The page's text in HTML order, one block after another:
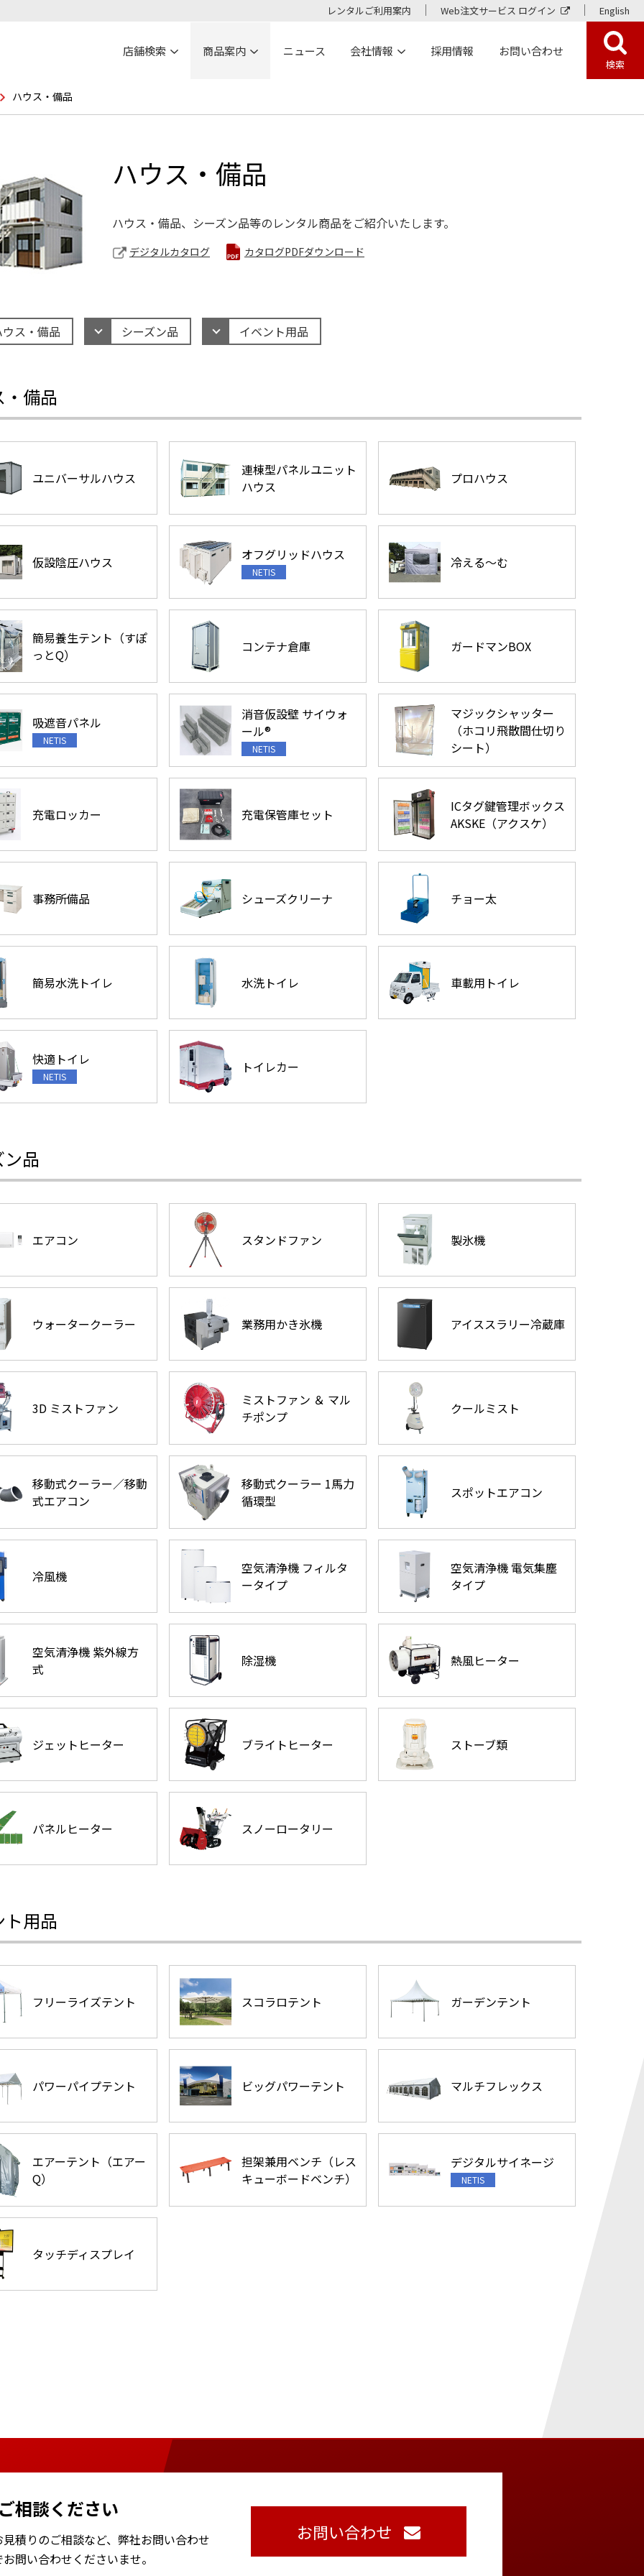
レンタルご利用案内 Web注文サービス ログイン English
店舗検索 商品案内 ニュース 会社情報 採用情報 お問い合わせ
検索
ハウス・備品
ハウス・備品
ハウス・備品、シーズン品等のレンタル商品をご紹介いたします。
デジタルカタログ カタログPDFダウンロード
ス・備品 シーズン品 イベント用品
備品
ユニバーサルハウス
連棟型パネルユニット
ハウス
プロハウス
仮設陰圧ハウス オフグリッドハウス 冷える～む
簡易養生テント（すぽ
っとQ）
コンテナ倉庫 ガードマンBOX
吸遮音パネル
消音仮設壁 サイウォ
ール®
マジックシャッター
（ホコリ飛散間仕切り
シート）
充電ロッカー 充電保管庫セット
ICタグ鍵管理ボックス
AKSKE（アクスケ）
事務所備品 シューズクリーナ チョー太
簡易水洗トイレ 水洗トイレ 車載用トイレ
快適トイレ トイレカー
品
エアコン スタンドファン 製氷機
ウォータークーラー 業務用かき氷機 アイススラリー冷蔵庫
3D ミストファン
ミストファン ＆ マル
チポンプ
クールミスト
移動式クーラー／移動
式エアコン
移動式クーラー 1馬力
循環型
スポットエアコン
冷風機
空気清浄機 フィルタ
ータイプ
空気清浄機 電気集塵
タイプ
空気清浄機 紫外線方
式
除湿機 熱風ヒーター
ジェットヒーター ブライトヒーター ストーブ類
パネルヒーター スノーロータリー
用品
フリーライズテント スコラロテント ガーデンテント
パワーパイプテント ビッグパワーテント マルチフレックス
エアーテント（エアー
Q）
担架兼用ベンチ（レス
キューボードベンチ）
デジタルサイネージ
タッチディスプレイ
相談ください
積りのご相談など、 弊社お問い合わせ
お問い合わせくださいませ。
お問い合わせ